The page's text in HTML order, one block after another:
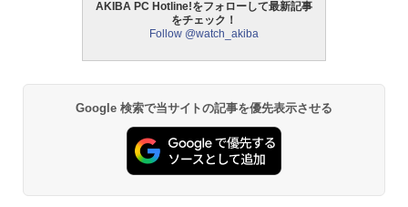
AKIBA PC Hotline!をフォローして最新記事
をチェック！
Follow @watch_akiba
Google 検索で当サイトの記事を優先表示させる